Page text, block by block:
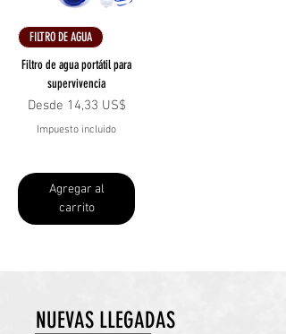
FILTRO DE AGUA
Filtro de agua portátil para
supervivencia
Desde 14,33 US$
Precio de oferta
Impuesto incluido
Agregar al
carrito
NUEVAS LLEGADAS